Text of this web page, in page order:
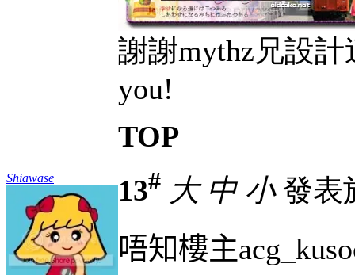
謝謝mythz兄設
you!
TOP
Shiawase 13# 大 中 小發表
唔知樓主